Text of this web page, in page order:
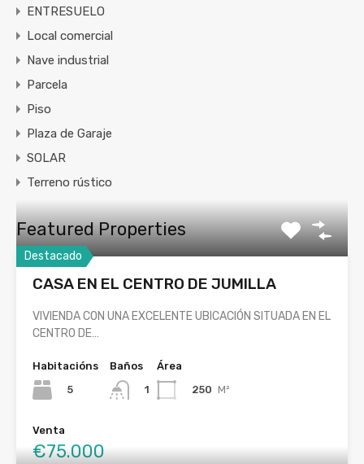
ENTRESUELO
Local comercial
Nave industrial
Parcela
Piso
Plaza de Garaje
SOLAR
Terreno rústico
Featured Properties
Destacado
CASA EN EL CENTRO DE JUMILLA
VIVIENDA CON UNA EXCELENTE UBICACIÓN SITUADA EN EL
CENTRO DE…
Habitacións
5
Baños
1
Área
250 M²
Venta
€75.000